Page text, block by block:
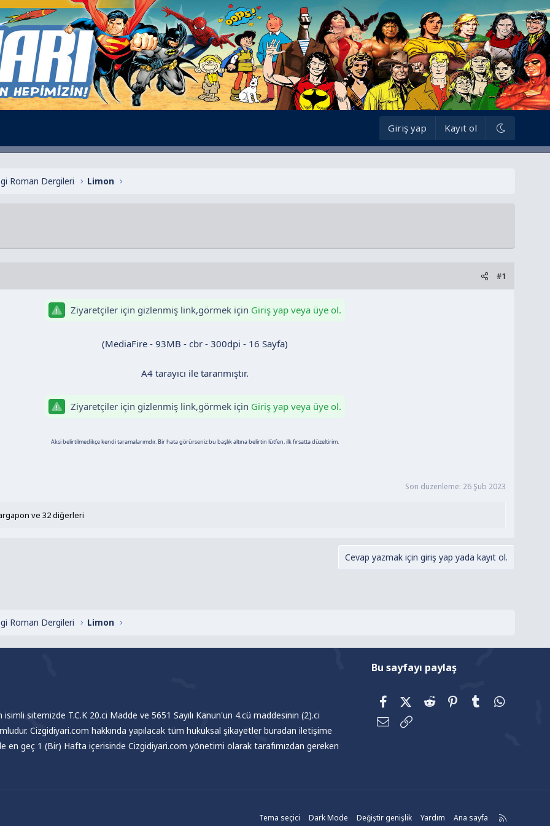
Giriş yap Kayıt ol
Roman Dergileri Limon
#1
Ziyaretçiler için gizlenmiş link,görmek için Giriş yap veya üye ol.
(MediaFire - 93MB - cbr - 300dpi - 16 Sayfa)
A4 tarayıcı ile taranmıştır.
Ziyaretçiler için gizlenmiş link,görmek için Giriş yap veya üye ol.
Aksi belirtilmedikçe kendi taramalarımdır. Bir hata görürseniz bu başlık altına belirtin lütfen, ilk fırsatta düzeltirim.
Son düzenleme: 26 Şub 2023
ve 32 diğerleri
Cevap yazmak için giriş yap yada kayıt ol.
Roman Dergileri Limon
sitemizde T.C.K 20.ci Madde ve 5651 Sayılı Kanun'un 4.cü maddesinin (2).ci
Cizgidiyari.com hakkında yapılacak tüm hukuksal şikayetler buradan iletişime
geç 1 (Bir) Hafta içerisinde Cizgidiyari.com yönetimi olarak tarafımızdan gereken
Bu sayfayı paylaş
FacebookX (Twitter)
Reddit Pinterest
Tumblr
E-posta
Tema seçici Dark Mode Değiştir genişlik Yardım Ana sayfa
R